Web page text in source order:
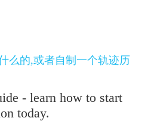
么的,或者自制一个轨迹历
- learn how to start
today.